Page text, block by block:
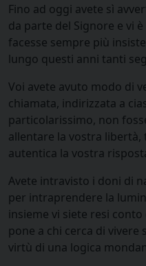
Fino ad oggi avete sì
da parte del Signore e vi
facesse sempre più
lungo questi anni tanti
Voi avete avuto modo di
chiamata, indirizzata a
particolarissimo, non
allentare la vostra libertà,
autentica la vostra
Avete intravisto i doni di
per intraprendere la
insieme vi siete resi
pone a chi cerca di vivere
virtù di una logica